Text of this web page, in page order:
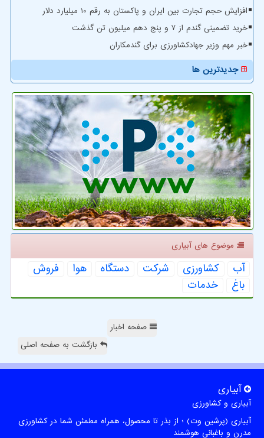
افزایش حجم تجارت بین ایران و پاکستان به رقم 10 میلیارد دلار
خرید تضمینی گندم از ۷ و پنج دهم میلیون تن گذشت
خبر مهم وزیر جهادکشاورزی برای گندمکاران
جدیدترین ها
موضوع های آبیاری
آب كشاورزی شركت دستگاه هوا
فروش
باغ
خدمات
صفحه اخبار
بازگشت به صفحه اصلی
آبیاری
آبیاری و کشاورزی
آبیاری (پرشین وت) ؛ از بذر تا محصول، همراه مطمئن شما در کشاورزی
مدرن و باغبانی هوشمند